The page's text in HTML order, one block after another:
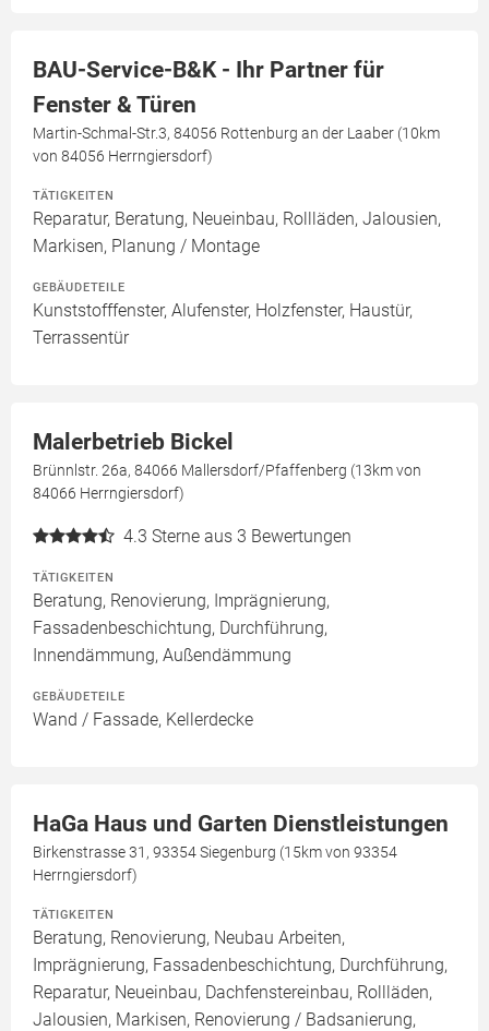
BAU-Service-B&K - Ihr Partner für
Fenster & Türen
Martin-Schmal-Str.3, 84056 Rottenburg an der Laaber (10km
von 84056 Herrngiersdorf)
TÄTIGKEITEN
Reparatur, Beratung, Neueinbau, Rollläden, Jalousien,
Markisen, Planung / Montage
GEBÄUDETEILE
Kunststofffenster, Alufenster, Holzfenster, Haustür,
Terrassentür
Malerbetrieb Bickel
Brünnlstr. 26a, 84066 Mallersdorf/Pfaffenberg (13km von
84066 Herrngiersdorf)
4.3 Sterne aus 3 Bewertungen
TÄTIGKEITEN
Beratung, Renovierung, Imprägnierung,
Fassadenbeschichtung, Durchführung,
Innendämmung, Außendämmung
GEBÄUDETEILE
Wand / Fassade, Kellerdecke
HaGa Haus und Garten Dienstleistungen
Birkenstrasse 31, 93354 Siegenburg (15km von 93354
Herrngiersdorf)
TÄTIGKEITEN
Beratung, Renovierung, Neubau Arbeiten,
Imprägnierung, Fassadenbeschichtung, Durchführung,
Reparatur, Neueinbau, Dachfenstereinbau, Rollläden,
Jalousien, Markisen, Renovierung / Badsanierung,